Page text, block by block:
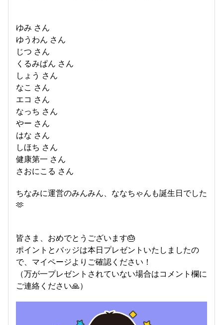
ゆみ さん
ゆうわん さん
じつ さん
くるみぱん さん
しょう さん
なこ さん
エコ さん
なっち さん
やー さん
はな さん
しほち さん
健康第一 さん
さおにこる さん
ちなみに運営のみんみん、ななちゃんも誕生日でした
🫶
皆さま、おめでとうございます🎂
ポイントとバッジは本日プレゼントいたしましたの
で、マイページよりご確認ください！
（万が一プレゼントされていない場合はコメント欄に
ご連絡ください🙏）